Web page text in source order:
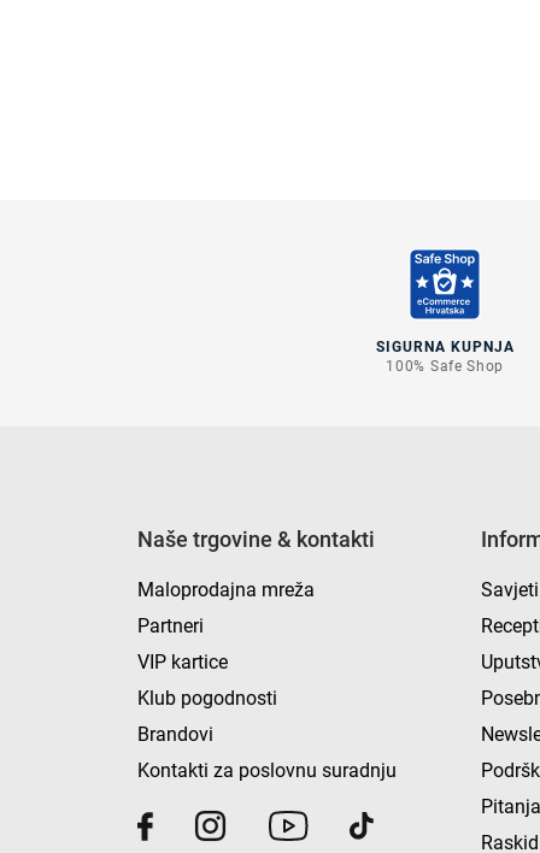
SIGURNA KUPNJA
100% Safe Shop
Naše trgovine & kontakti
Maloprodajna mreža
Partneri
VIP kartice
Klub pogodnosti
Brandovi
Kontakti za poslovnu suradnju